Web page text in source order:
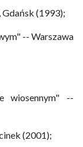
(1993);
-- Warszawa
wiosennym" --
(2001);